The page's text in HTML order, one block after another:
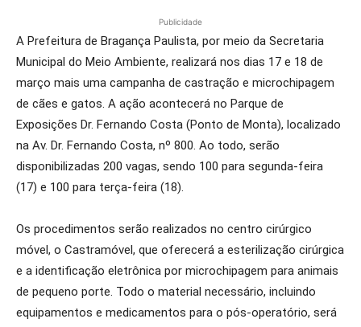
Publicidade
A Prefeitura de Bragança Paulista, por meio da Secretaria
Municipal do Meio Ambiente, realizará nos dias 17 e 18 de
março mais uma campanha de castração e microchipagem
de cães e gatos. A ação acontecerá no Parque de
Exposições Dr. Fernando Costa (Ponto de Monta), localizado
na Av. Dr. Fernando Costa, nº 800. Ao todo, serão
disponibilizadas 200 vagas, sendo 100 para segunda-feira
(17) e 100 para terça-feira (18).
Os procedimentos serão realizados no centro cirúrgico
móvel, o Castramóvel, que oferecerá a esterilização cirúrgica
e a identificação eletrônica por microchipagem para animais
de pequeno porte. Todo o material necessário, incluindo
equipamentos e medicamentos para o pós-operatório, será